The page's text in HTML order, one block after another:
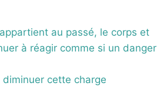
au passé, le corps et
à réagir comme si un danger
diminuer cette charge